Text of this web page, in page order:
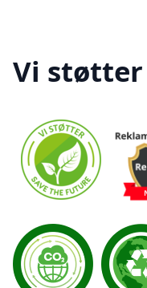
Vi støtter